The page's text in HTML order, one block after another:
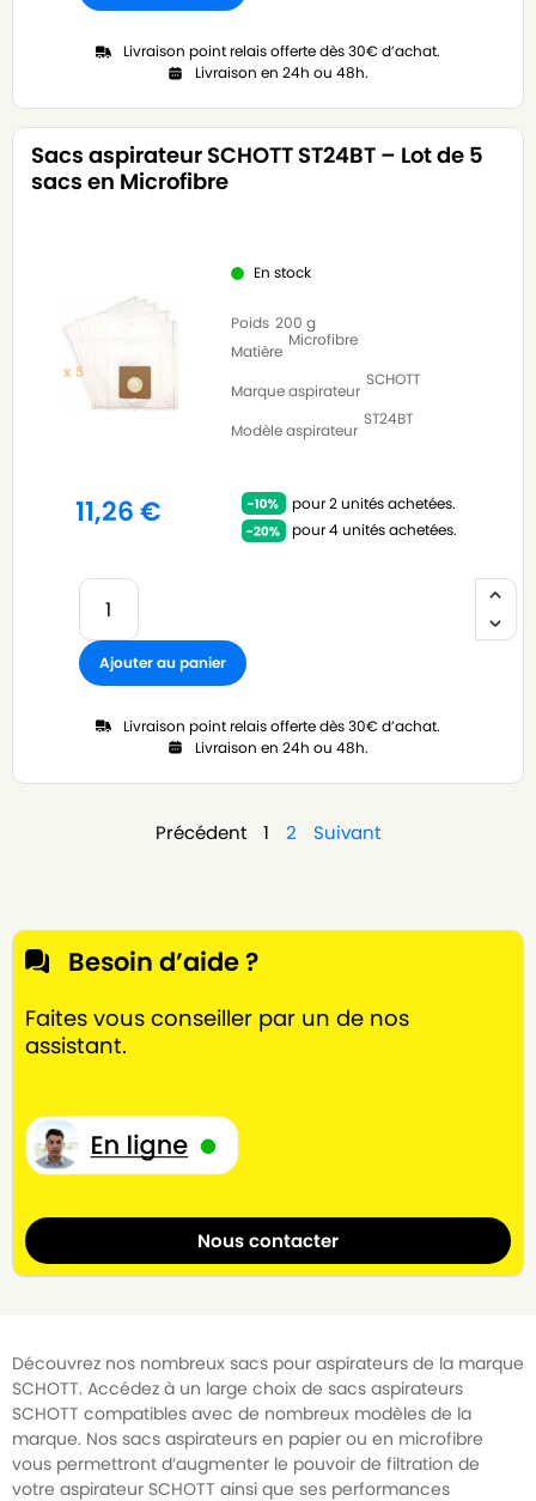
Besoin d’aide ?
Faites vous conseiller par un de nos
assistant.
Nous contacter
Livraison point relais offerte dès 30€ d’achat.
Livraison en 24h ou 48h.
Sacs aspirateur SCHOTT ST24BT – Lot de 5
sacs en Microfibre
En stock
Poids 200 g
Matière
Microfibre
Marque aspirateur
SCHOTT
Modèle aspirateur
ST24BT
11,26€
pour 2 unités achetées.
pour 4 unités achetées.
Ajouter au panier
Livraison point relais offerte dès 30€ d’achat.
Livraison en 24h ou 48h.
Précédent 1 2 Suivant
Découvrez nos nombreux sacs pour aspirateurs de la marque
SCHOTT. Accédez à un large choix de sacs aspirateurs
SCHOTT compatibles avec de nombreux modèles de la
marque. Nos sacs aspirateurs en papier ou en microfibre
vous permettront d’augmenter le pouvoir de filtration de
votre aspirateur SCHOTT ainsi que ses performances